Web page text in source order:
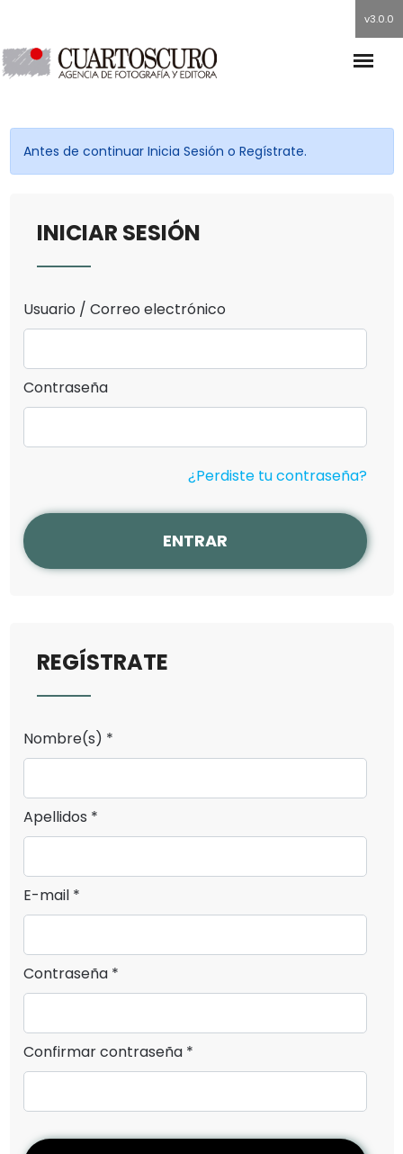
v3.0.0
Antes de continuar Inicia Sesión o Regístrate.
INICIAR SESIÓN
Usuario / Correo electrónico
Contraseña
¿Perdiste tu contraseña?
ENTRAR
REGÍSTRATE
Nombre(s) *
Apellidos *
E-mail *
Contraseña *
Confirmar contraseña *